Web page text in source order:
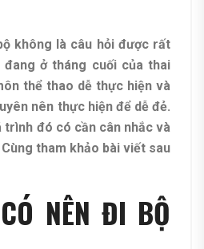
không là câu hỏi được rất
ở tháng cuối của thai
thể thao dễ thực hiện và
nên thực hiện để dễ đẻ.
trình đó có cần cân nhắc và
tham khảo bài viết sau
NÊN ĐI BỘ